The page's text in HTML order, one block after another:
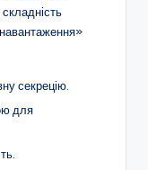
секрецію.
для